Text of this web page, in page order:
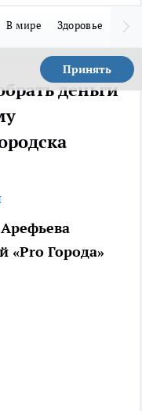
В мире Здоровье
Принять
деньги
«Pro Города»